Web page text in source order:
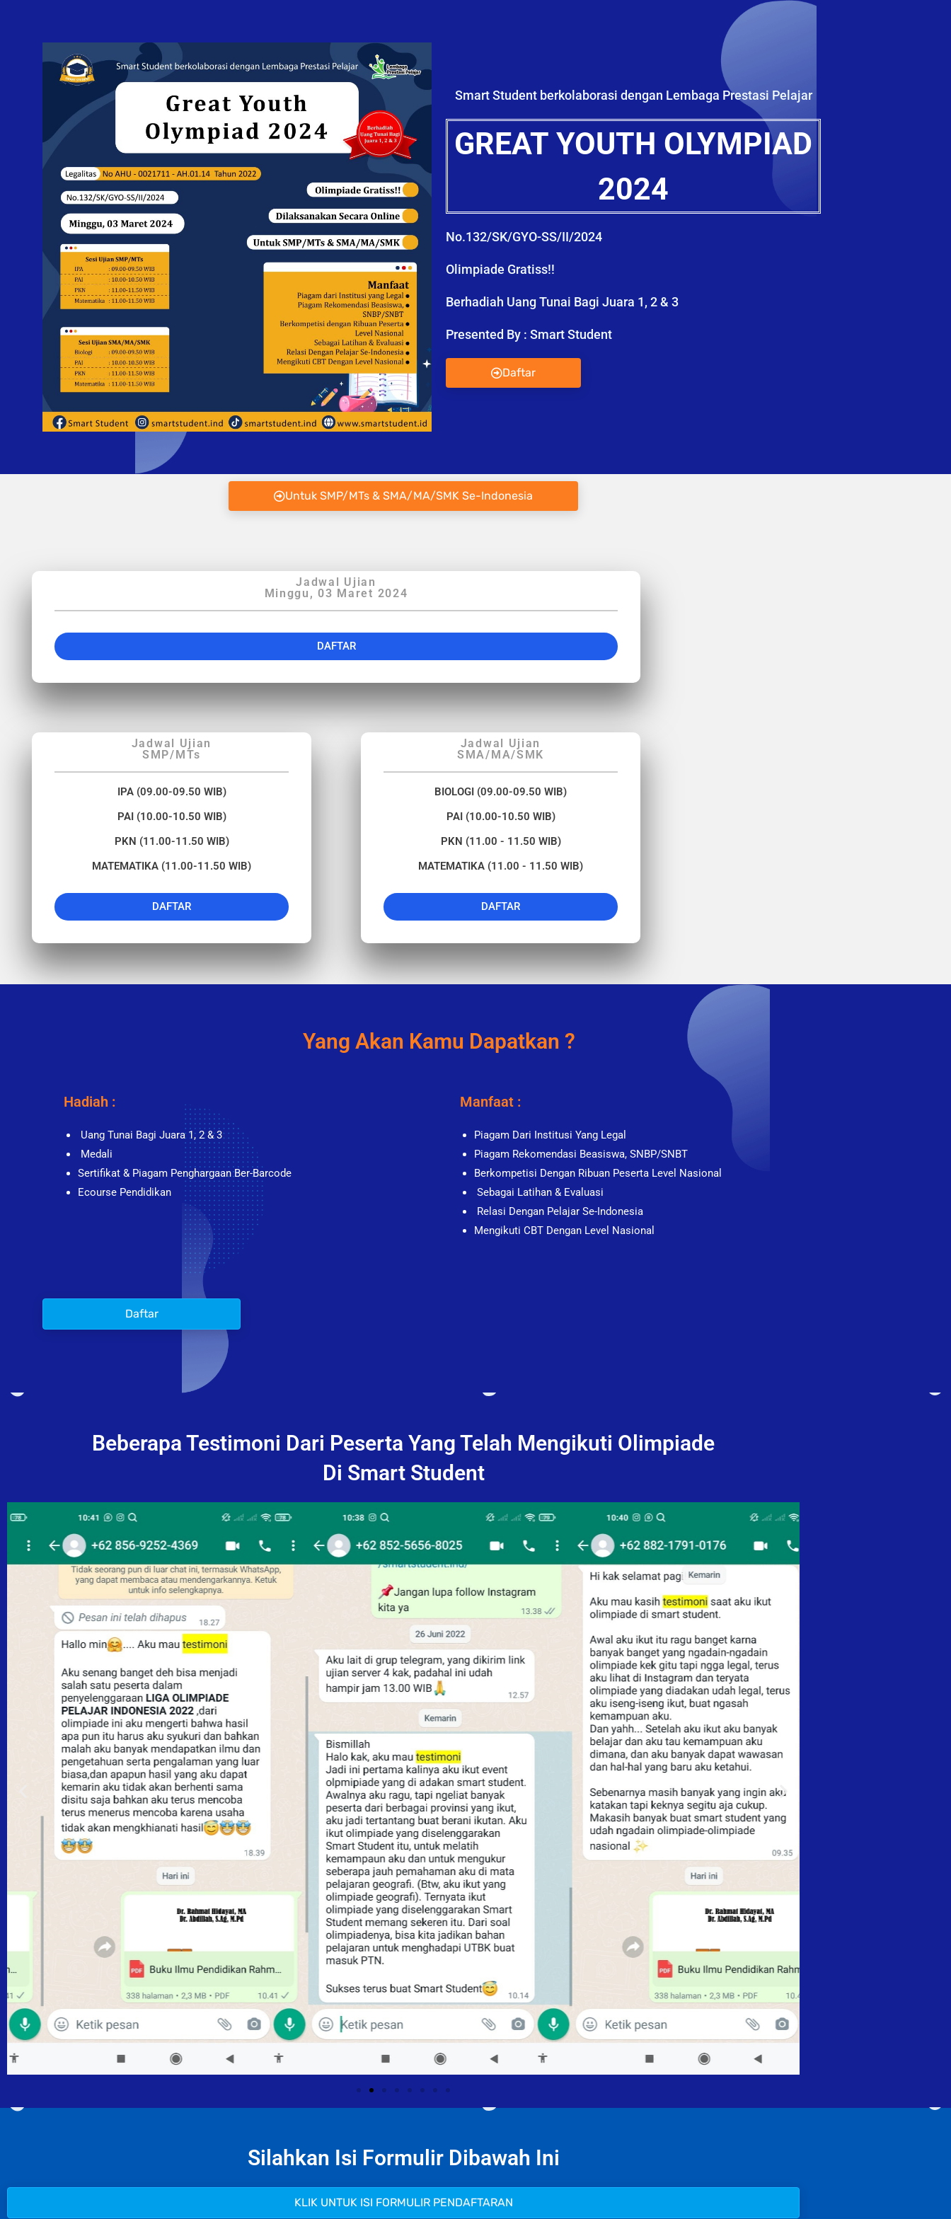
Smart Student berkolaborasi dengan Lembaga Prestasi Pelajar
GREAT YOUTH OLYMPIAD
2024
No.132/SK/GYO-SS/II/2024
Olimpiade Gratiss!!
Berhadiah Uang Tunai Bagi Juara 1, 2 & 3
Presented By : Smart Student
Daftar
Untuk SMP/MTs & SMA/MA/SMK Se-Indonesia
Jadwal Ujian
Minggu, 03 Maret 2024
DAFTAR
Jadwal Ujian
SMP/MTs
IPA (09.00-09.50 WIB)
PAI (10.00-10.50 WIB)
PKN (11.00-11.50 WIB)
MATEMATIKA (11.00-11.50 WIB)
DAFTAR
Jadwal Ujian
SMA/MA/SMK
BIOLOGI (09.00-09.50 WIB)
PAI (10.00-10.50 WIB)
PKN (11.00 - 11.50 WIB)
MATEMATIKA (11.00 - 11.50 WIB)
DAFTAR
Yang Akan Kamu Dapatkan ?
Hadiah :
Uang Tunai Bagi Juara 1, 2 & 3
Medali
Sertifikat & Piagam Penghargaan Ber-Barcode
Ecourse Pendidikan
Manfaat :
Piagam Dari Institusi Yang Legal
Piagam Rekomendasi Beasiswa, SNBP/SNBT
Berkompetisi Dengan Ribuan Peserta Level Nasional
Sebagai Latihan & Evaluasi
Relasi Dengan Pelajar Se-Indonesia
Mengikuti CBT Dengan Level Nasional
Daftar
Beberapa Testimoni Dari Peserta Yang Telah Mengikuti Olimpiade
Di Smart Student
Silahkan Isi Formulir Dibawah Ini
KLIK UNTUK ISI FORMULIR PENDAFTARAN